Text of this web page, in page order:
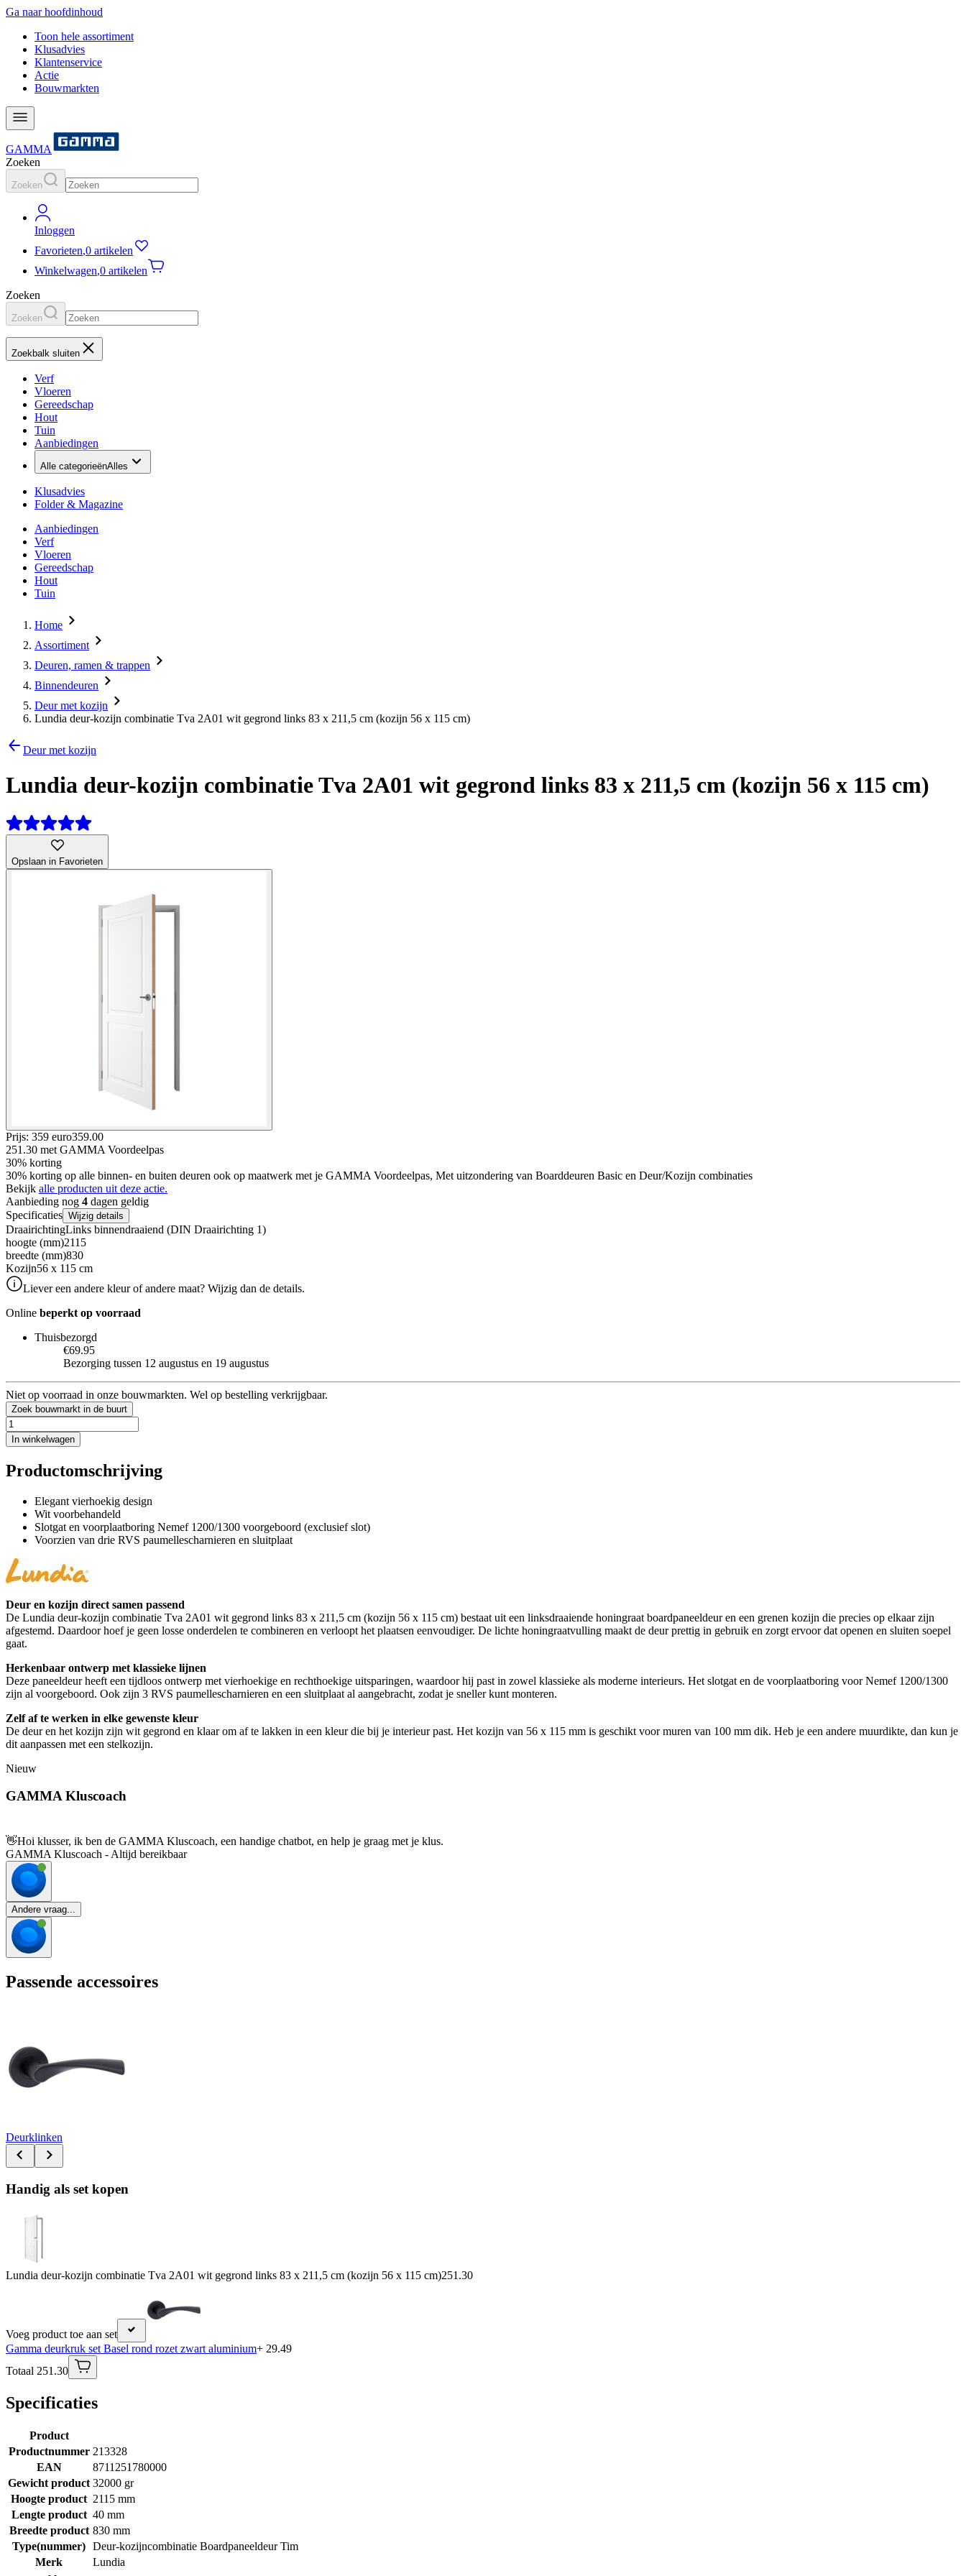
Ga naar hoofdinhoud
Toon hele assortiment
Klusadvies
Klantenservice
Actie
Bouwmarkten
GAMMA
Zoeken
Zoeken
Inloggen
Favorieten,0 artikelen
Winkelwagen,0 artikelen
Zoeken
Zoeken
Zoekbalk sluiten
Verf
Vloeren
Gereedschap
Hout
Tuin
Aanbiedingen
Alle categorieënAlles
Klusadvies
Folder & Magazine
Aanbiedingen
Verf
Vloeren
Gereedschap
Hout
Tuin
Home
Assortiment
Deuren, ramen & trappen
Binnendeuren
Deur met kozijn
Lundia deur-kozijn combinatie Tva 2A01 wit gegrond links 83 x 211,5 cm (kozijn 56 x 115 cm)
Deur met kozijn
Lundia deur-kozijn combinatie Tva 2A01 wit gegrond links 83 x 211,5 cm (kozijn 56 x 115 cm)
Opslaan in Favorieten
Prijs: 359 euro359.00
251.30 met GAMMA Voordeelpas
30% korting
30% korting op alle binnen- en buiten deuren ook op maatwerk met je GAMMA Voordeelpas, Met uitzondering van Boarddeuren Basic en Deur/Kozijn combinaties
Bekijk alle producten uit deze actie.
Aanbieding nog 4 dagen geldig
Specificaties Wijzig details
DraairichtingLinks binnendraaiend (DIN Draairichting 1)
hoogte (mm)2115
breedte (mm)830
Kozijn56 x 115 cm
Liever een andere kleur of andere maat? Wijzig dan de details.
Online beperkt op voorraad
Thuisbezorgd
€69.95
Bezorging tussen 12 augustus en 19 augustus
Niet op voorraad in onze bouwmarkten. Wel op bestelling verkrijgbaar.
Zoek bouwmarkt in de buurt
In winkelwagen
Productomschrijving
Elegant vierhoekig design
Wit voorbehandeld
Slotgat en voorplaatboring Nemef 1200/1300 voorgeboord (exclusief slot)
Voorzien van drie RVS paumellescharnieren en sluitplaat
Deur en kozijn direct samen passend
De Lundia deur-kozijn combinatie Tva 2A01 wit gegrond links 83 x 211,5 cm (kozijn 56 x 115 cm) bestaat uit een linksdraaiende honingraat boardpaneeldeur en een grenen kozijn die precies op elkaar zijn
afgestemd. Daardoor hoef je geen losse onderdelen te combineren en verloopt het plaatsen eenvoudiger. De lichte honingraatvulling maakt de deur prettig in gebruik en zorgt ervoor dat openen en sluiten soepel
gaat.
Herkenbaar ontwerp met klassieke lijnen
Deze paneeldeur heeft een tijdloos ontwerp met vierhoekige en rechthoekige uitsparingen, waardoor hij past in zowel klassieke als moderne interieurs. Het slotgat en de voorplaatboring voor Nemef 1200/1300
zijn al voorgeboord. Ook zijn 3 RVS paumellescharnieren en een sluitplaat al aangebracht, zodat je sneller kunt monteren.
Zelf af te werken in elke gewenste kleur
De deur en het kozijn zijn wit gegrond en klaar om af te lakken in een kleur die bij je interieur past. Het kozijn van 56 x 115 mm is geschikt voor muren van 100 mm dik. Heb je een andere muurdikte, dan kun je
dit aanpassen met een stelkozijn.
Nieuw
GAMMA Kluscoach
👋Hoi klusser, ik ben de GAMMA Kluscoach, een handige chatbot, en help je graag met je klus.
GAMMA Kluscoach - Altijd bereikbaar
Andere vraag...
Passende accessoires
Deurklinken
Handig als set kopen
Lundia deur-kozijn combinatie Tva 2A01 wit gegrond links 83 x 211,5 cm (kozijn 56 x 115 cm)251.30
Voeg product toe aan set
Gamma deurkruk set Basel rond rozet zwart aluminium+ 29.49
Totaal 251.30
Specificaties
Product
Productnummer 213328
EAN
8711251780000
Gewicht product 32000 gr
Hoogte product 2115 mm
Lengte product 40 mm
Breedte product 830 mm
Type(nummer) Deur-kozijncombinatie Boardpaneeldeur Tim
Merk
Lundia